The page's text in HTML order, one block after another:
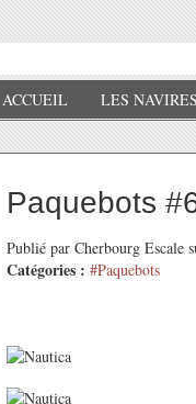
ACCUEIL LES NAVIRES
Paquebots
Publié par Cherbourg Escale
Catégories : #Paquebots